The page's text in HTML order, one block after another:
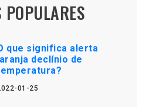
POPULARES
que significa alerta
declínio de
01-25